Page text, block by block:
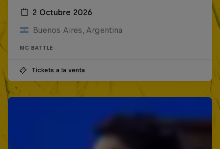
2 Octubre 2026
Buenos Aires, Argentina
MC BATTLE
Tickets a la venta